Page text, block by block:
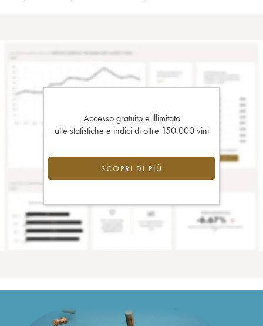
Accesso gratuito e illimitato
alle statistiche e indici di oltre 150.000 vini
SCOPRI DI PIÙ